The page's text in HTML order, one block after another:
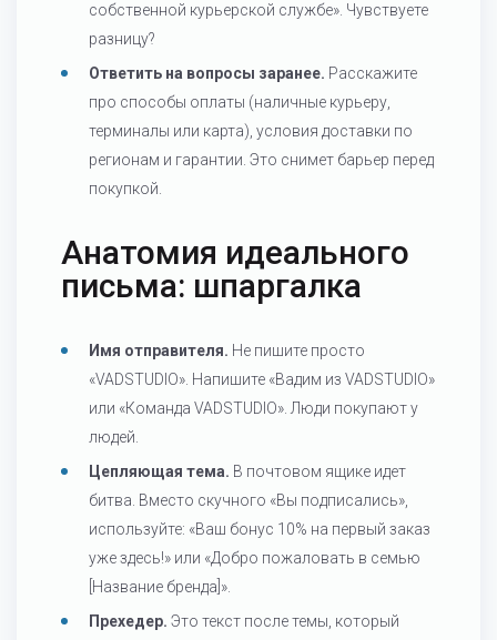
собственной курьерской службе». Чувствуете
разницу?
Ответить на вопросы заранее. Расскажите
про способы оплаты (наличные курьеру,
терминалы или карта), условия доставки по
регионам и гарантии. Это снимет барьер перед
покупкой.
Анатомия идеального
письма: шпаргалка
Имя отправителя. Не пишите просто
«VADSTUDIO». Напишите «Вадим из VADSTUDIO»
или «Команда VADSTUDIO». Люди покупают у
людей.
Цепляющая тема. В почтовом ящике идет
битва. Вместо скучного «Вы подписались»,
используйте: «Ваш бонус 10% на первый заказ
уже здесь!» или «Добро пожаловать в семью
[Название бренда]».
Прехедер. Это текст после темы, который